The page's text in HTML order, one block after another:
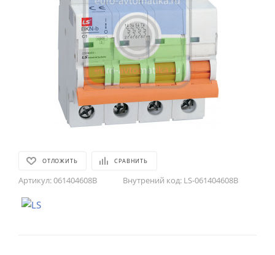
ОТЛОЖИТЬ СРАВНИТЬ
Артикул:061404608B Внутрений код: LS-061404608B